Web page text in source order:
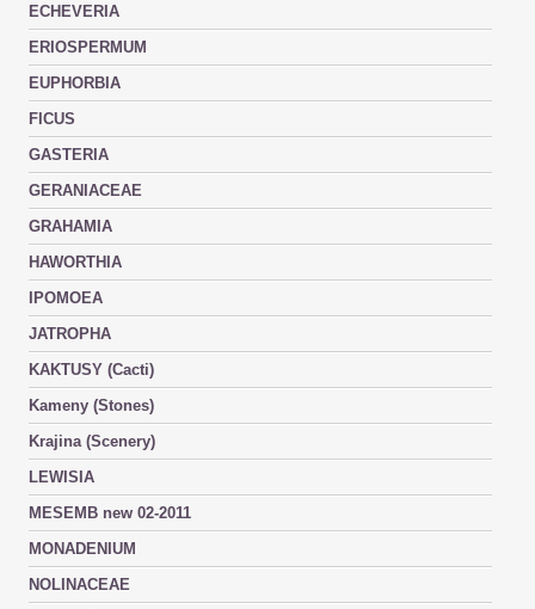
ECHEVERIA
ERIOSPERMUM
EUPHORBIA
FICUS
GASTERIA
GERANIACEAE
GRAHAMIA
HAWORTHIA
IPOMOEA
JATROPHA
KAKTUSY (Cacti)
Kameny (Stones)
Krajina (Scenery)
LEWISIA
MESEMB new 02-2011
MONADENIUM
NOLINACEAE